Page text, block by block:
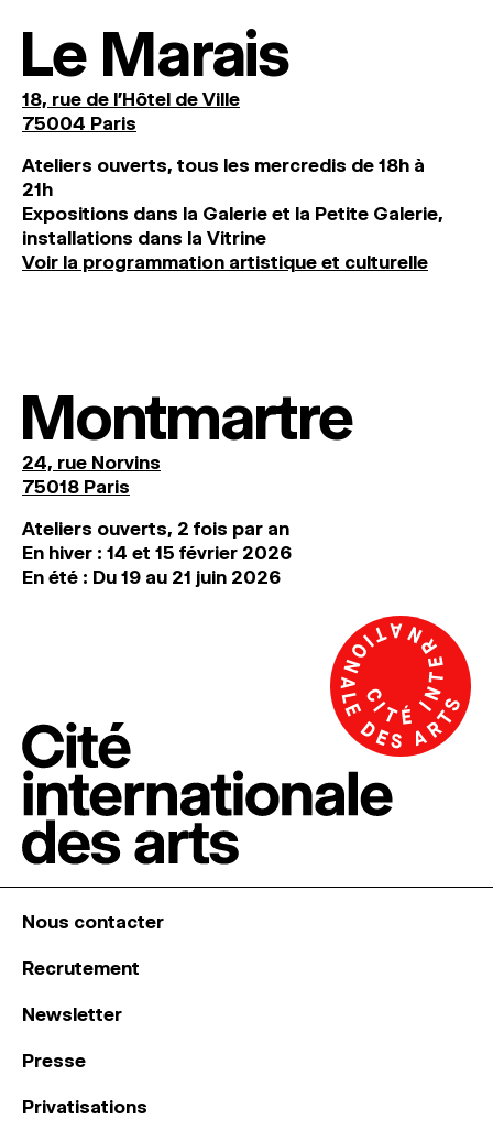
Le Marais
18, rue de l'Hôtel de Ville
75004 Paris
Ateliers ouverts, tous les mercredis de 18h à
21h
Expositions dans la Galerie et la Petite Galerie,
installations dans la Vitrine
Voir la programmation artistique et culturelle
Montmartre
24, rue Norvins
75018 Paris
Ateliers ouverts, 2 fois par an
En hiver : 14 et 15 février 2026
En été : Du 19 au 21 juin 2026
Nous contacter
Recrutement
Newsletter
Presse
Privatisations